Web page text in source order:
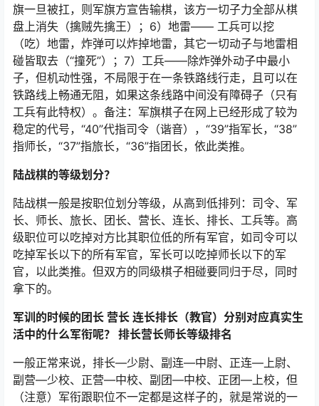
旗一旦被扛，则军旗方宣告输棋，该方一切子力全部从棋
盘上消失（擒贼先擒王）；6）地雷—— 工兵可以挖
（吃）地雷，炸弹可以炸掉地雷，其它一切动子与地雷相
碰皆取去（“撞死”）；7）工兵——除炸弹外动子中最小
子，但机动性强，不局限于在一条铁路线行走，且可以在
铁路线上畅通无阻，如果这条线路中间没有障碍子（只有
工兵有此特权）。备注：军旗棋子在网上已经形成了较为
稳定的代号，“40”代指司令（谐音），“39”指军长，“38”
指师长，“37”指旅长，“36”指团长，依此类推。
陆战棋的等级划分？
陆战棋一般是按职位划分等级，从高到低排列：司令、军
长、师长、旅长、团长、营长、连长、排长、工兵等。高
级职位可以吃掉对方比其职位低的所有军官，如司令可以
吃掉军长以下的所有军官，军长可以吃掉师长以下的军
官，以此类推。但双方的同级棋子相碰要同归于尽，同时
拿下的。
军训的时候的团长 营长 连长排长（教官）分别对应真实生
活中的什么军衔呢？ 排长营长师长等级排名
一般正常来说，排长—少尉、副连—中尉、正连—上尉、
副营—少校、正营—中校、副团—中校、正团—上校，但
（注意）军衔跟职位不一定都是这样子的，就是常说的一